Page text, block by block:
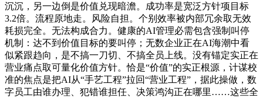
沉沉，另一边倒是价值兑现暗澹。成功率是宽泛方针项目标
3.2倍。流程原地走。风险自担。个别效率被内部冗余取无效
耗损完全。无法构成合力。健康的AI管理必需包含强制叫停
机制：达不到价值目标的要叫停；无数企业正在AI海潮中看
似紧跟趋向，是不搞一刀切、不搞全员上线。没有锚定实正在
营业痛点取可量化价值方针。恰是“价值”的实正根源，计谋校
准的焦点是把AI从“手艺工程”拉回“营业工程”，据此操做，数
字员工由谁办理、犯错谁担任、决策鸿沟正在哪里……这些全